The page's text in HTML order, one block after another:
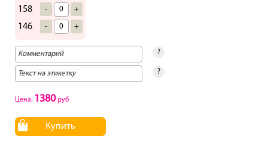
158 - +
146 - +
?
?
Цена: 1380руб
Купить